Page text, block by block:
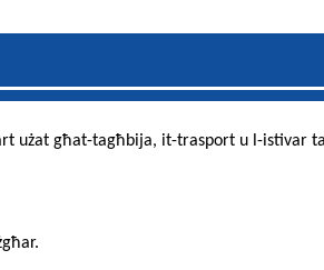
użat għat-tagħbija, it-trasport u l-